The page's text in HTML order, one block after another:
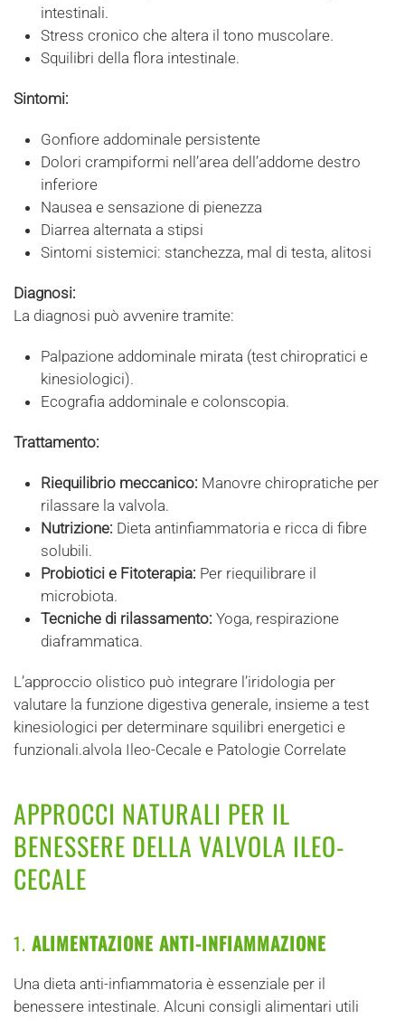
intestinali.
Stress cronico che altera il tono muscolare.
Squilibri della flora intestinale.
Sintomi:
Gonfiore addominale persistente
Dolori crampiformi nell’area dell’addome destro
inferiore
Nausea e sensazione di pienezza
Diarrea alternata a stipsi
Sintomi sistemici: stanchezza, mal di testa, alitosi
Diagnosi:
La diagnosi può avvenire tramite:
Palpazione addominale mirata (test chiropratici e
kinesiologici).
Ecografia addominale e colonscopia.
Trattamento:
Riequilibrio meccanico: Manovre chiropratiche per
rilassare la valvola.
Nutrizione: Dieta antinfiammatoria e ricca di fibre
solubili.
Probiotici e Fitoterapia: Per riequilibrare il
microbiota.
Tecniche di rilassamento: Yoga, respirazione
diaframmatica.
L’approccio olistico può integrare l’iridologia per
valutare la funzione digestiva generale, insieme a test
kinesiologici per determinare squilibri energetici e
funzionali.alvola Ileo-Cecale e Patologie Correlate
APPROCCI NATURALI PER IL
BENESSERE DELLA VALVOLA ILEO-
CECALE
1. ALIMENTAZIONE ANTI-INFIAMMAZIONE
Una dieta anti-infiammatoria è essenziale per il
benessere intestinale. Alcuni consigli alimentari utili